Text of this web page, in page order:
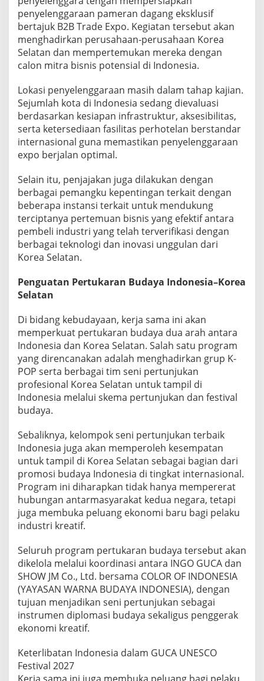
penyelenggaraan pameran dagang eksklusif
bertajuk B2B Trade Expo. Kegiatan tersebut akan
menghadirkan perusahaan-perusahaan Korea
Selatan dan mempertemukan mereka dengan
calon mitra bisnis potensial di Indonesia.
Lokasi penyelenggaraan masih dalam tahap kajian.
Sejumlah kota di Indonesia sedang dievaluasi
berdasarkan kesiapan infrastruktur, aksesibilitas,
serta ketersediaan fasilitas perhotelan berstandar
internasional guna memastikan penyelenggaraan
expo berjalan optimal.
Selain itu, penjajakan juga dilakukan dengan
berbagai pemangku kepentingan terkait dengan
beberapa instansi terkait untuk mendukung
terciptanya pertemuan bisnis yang efektif antara
pembeli industri yang telah terverifikasi dengan
berbagai teknologi dan inovasi unggulan dari
Korea Selatan.
Penguatan Pertukaran Budaya Indonesia–Korea
Selatan
Di bidang kebudayaan, kerja sama ini akan
memperkuat pertukaran budaya dua arah antara
Indonesia dan Korea Selatan. Salah satu program
yang direncanakan adalah menghadirkan grup K-
POP serta berbagai tim seni pertunjukan
profesional Korea Selatan untuk tampil di
Indonesia melalui skema pertunjukan dan festival
budaya.
Sebaliknya, kelompok seni pertunjukan terbaik
Indonesia juga akan memperoleh kesempatan
untuk tampil di Korea Selatan sebagai bagian dari
promosi budaya Indonesia di tingkat internasional.
Program ini diharapkan tidak hanya mempererat
hubungan antarmasyarakat kedua negara, tetapi
juga membuka peluang ekonomi baru bagi pelaku
industri kreatif.
Seluruh program pertukaran budaya tersebut akan
dikelola melalui koordinasi antara INGO GUCA dan
SHOW JM Co., Ltd. bersama COLOR OF INDONESIA
(YAYASAN WARNA BUDAYA INDONESIA), dengan
tujuan menjadikan seni pertunjukan sebagai
instrumen diplomasi budaya sekaligus penggerak
ekonomi kreatif.
Keterlibatan Indonesia dalam GUCA UNESCO
Festival 2027